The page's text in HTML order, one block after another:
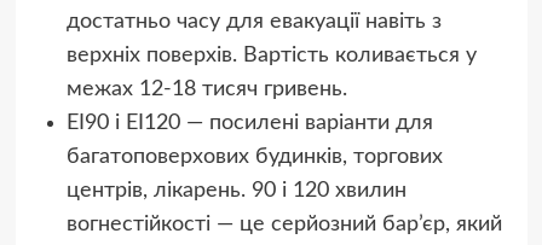
достатньо часу для евакуації навіть з
верхніх поверхів. Вартість коливається у
межах 12-18 тисяч гривень.
EI90 і EI120 — посилені варіанти для
багатоповерхових будинків, торгових
центрів, лікарень. 90 і 120 хвилин
вогнестійкості — це серйозний бар’єр, який